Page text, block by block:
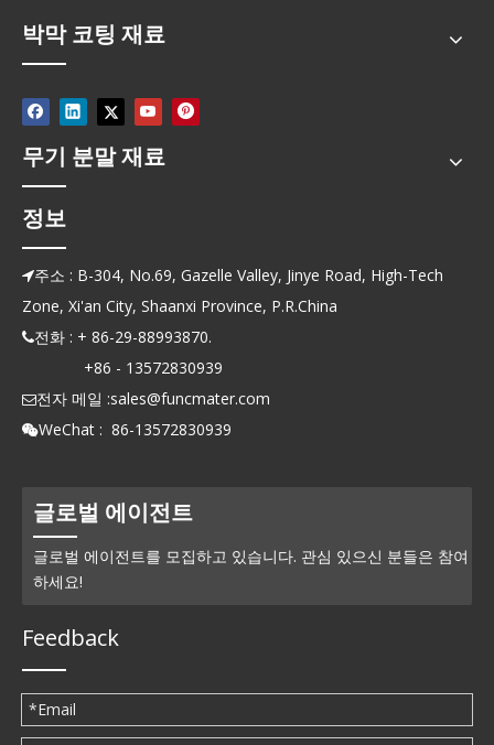
박막 코팅 재료
무기 분말 재료
정보
주소 : B-304, No.69, Gazelle Valley, Jinye Road, High-Tech
Zone, Xi'an City, Shaanxi Province, P.R.China
전화 : + 86-29-88993870.
+86 - 13572830939
전자 메일 :sales@funcmater.com
WeChat : 86-13572830939
글로벌 에이전트
글로벌 에이전트를 모집하고 있습니다. 관심 있으신 분들은 참여
하세요!
Feedback